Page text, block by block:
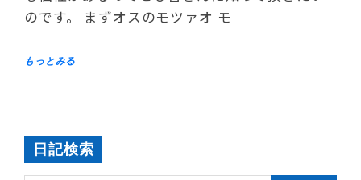
のです。 まずオスのモツァオ モ
日記検索